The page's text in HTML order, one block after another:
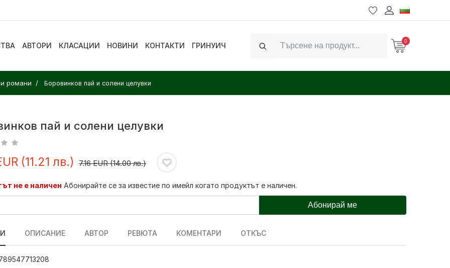
АВТОРИ КЛАСАЦИИ НОВИНИ КОНТАКТИ ГРИНУИЧ
Search
0
романи Боровинков пай и солени целувки
пай и солени целувки
(11.21 лв.) 7.16 EUR (14.00 лв.)
не е наличен Абонирайте се за известие по имейл когато продуктът е наличен.
Абонирай ме
ОПИСАНИЕ АВТОР РЕВЮТА КОМЕНТАРИ ОТКЪС